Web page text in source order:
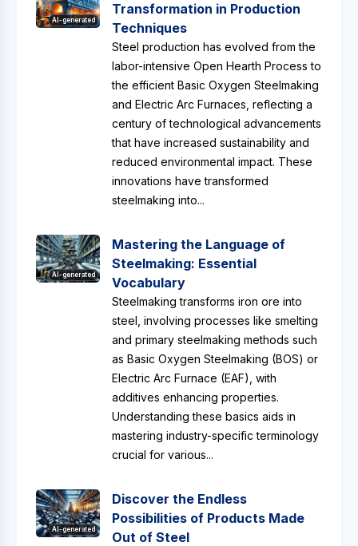
AI-generated
Transformation in Production
Techniques
Steel production has evolved from the
labor-intensive Open Hearth Process to
the efficient Basic Oxygen Steelmaking
and Electric Arc Furnaces, reflecting a
century of technological advancements
that have increased sustainability and
reduced environmental impact. These
innovations have transformed
steelmaking into...
AI-generated
Mastering the Language of
Steelmaking: Essential
Vocabulary
Steelmaking transforms iron ore into
steel, involving processes like smelting
and primary steelmaking methods such
as Basic Oxygen Steelmaking (BOS) or
Electric Arc Furnace (EAF), with
additives enhancing properties.
Understanding these basics aids in
mastering industry-specific terminology
crucial for various...
AI-generated
Discover the Endless
Possibilities of Products Made
Out of Steel